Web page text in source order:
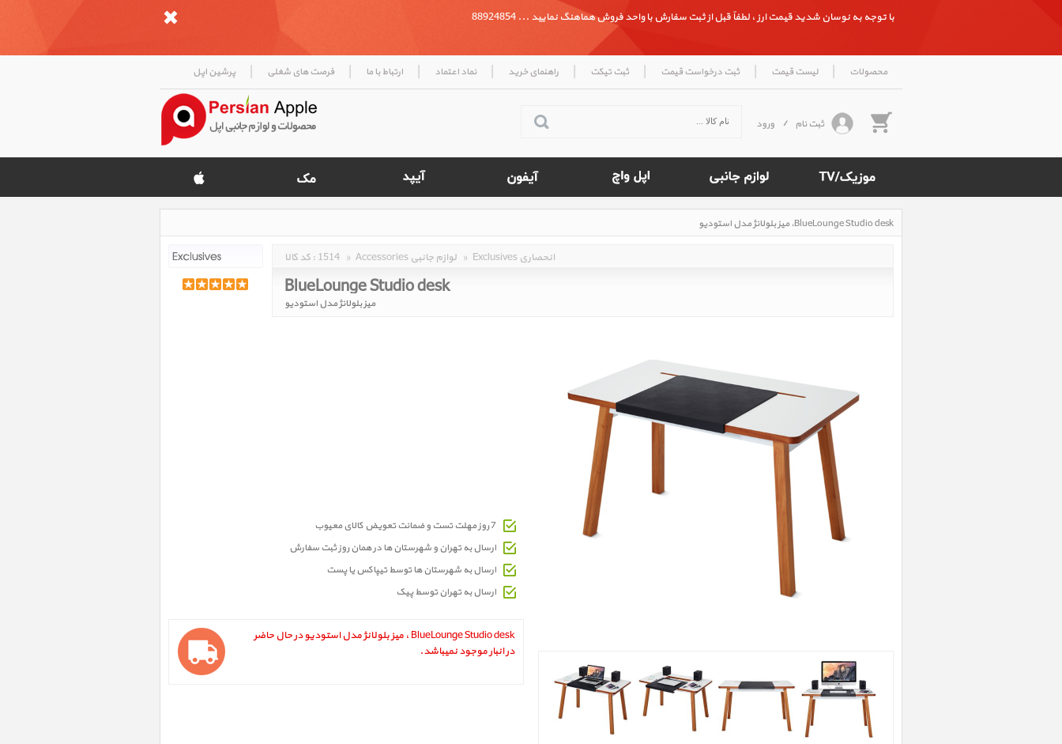
با توجه به نوسان شدید قیمت ارز ، لطفاً قبل از ثبت سفارش با واحد فروش هماهنگ نمایید ... 88924854
محصولات | لیست قیمت | ثبت درخواست قیمت | ثبت تیکت | راهنمای خرید | نماد اعتماد | ارتباط با ما | فرصت های شغلی | پرشین اپل
ثبت نام / ورود
BlueLounge Studio desk، میز بلولانژ مدل استودیو
Rated
کد کالا : 1514 » Accessories لوازم جانبی » Exclusives انحصاری
BlueLounge Studio desk
میز بلولانژ مدل استودیو
7 روز مهلت تست و ضمانت تعویض کالای معیوب
ارسال به تهران و شهرستان ها در همان روز ثبت سفارش
ارسال به شهرستان ها توسط تیپاکس یا پست
ارسال به تهران توسط پیک
BlueLounge Studio desk ، میز بلولانژ مدل استودیو در حال حاضر
در انبار موجود نمیباشد.